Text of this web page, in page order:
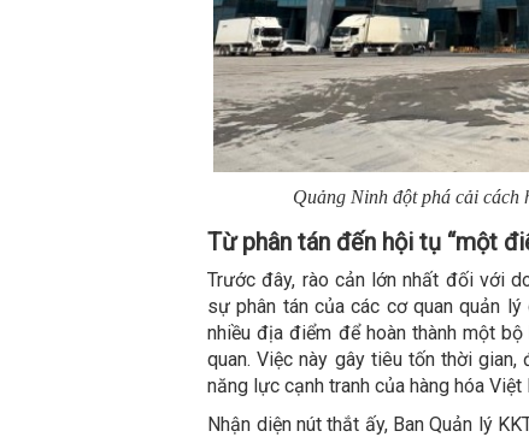
Quảng Ninh đột phá cải cách
Từ phân tán đến hội tụ “một
Trước đây, rào cản lớn nhất đối với
sự phân tán của các cơ quan quản lý
nhiều địa điểm để hoàn thành một
quan. Việc này gây tiêu tốn thời
năng lực cạnh tranh của hàng hóa Việt
Nhận diện nút thắt ấy, Ban Quản lý